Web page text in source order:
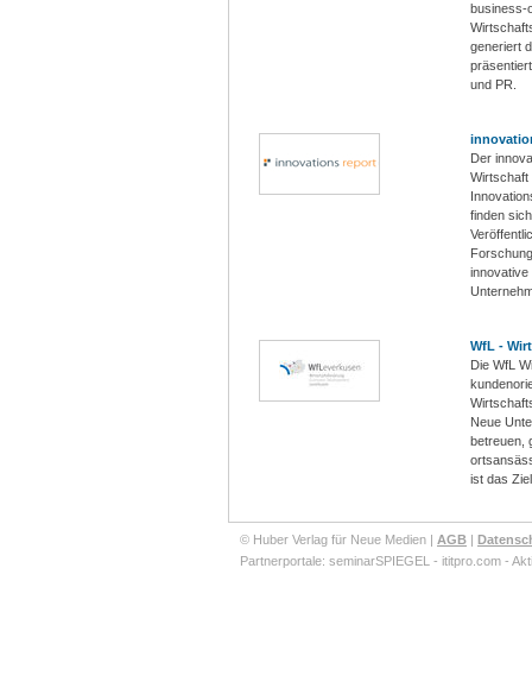
business-
generiert
und PR.
Der
Wirtschaft
finden
innovative
WfL -
Die WfL
Neue
betreuen,
ist das
© Huber Verlag für Neue Medien | AGB |
Partnerportale: seminarSPIEGEL - ititpro.com -